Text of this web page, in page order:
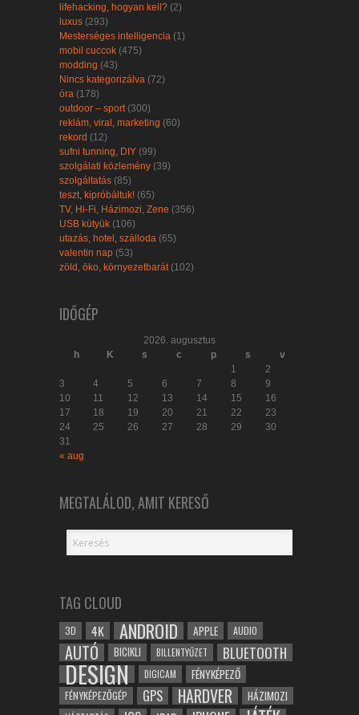
lifehacking, hogyan kell? (2)
luxus (293)
Mesterséges intelligencia (1)
mobil cuccok (475)
modding (43)
Nincs kategorizálva (72)
óra (178)
outdoor – sport(300)
reklám, viral, marketing (60)
rekord (12)
sufni tunning, DIY (99)
szolgálati közlemény (39)
szolgáltatás (85)
teszt, kipróbáltuk! (65)
TV, Hi-Fi, Házimozi, Zene (356)
USB kütyük (106)
utazás, hotel, szálloda (65)
valentin nap (53)
zöld, öko, környezetbarát(102)
IDŐGÉP
2026. augusztus
h
K s c p s
v
1
2
3
4 5 6 7 8
9
10
11 12 13 14 15
16
17
18 19 20 21 22
23
24
25 26 27 28 29
30
31
« aug
MEGTALÁLOD, AMIT KERESŐ
TAG CLOUD
3D 4K ANDROID APPLE AUDIO
AUTÓ BICIKLI BILLENTYŰZET BLUETOOTH
DESIGN DIGICAM FÉNYKÉPEZŐ
FÉNYKÉPEZŐGÉP GPS HARDVER HÁZIMOZI